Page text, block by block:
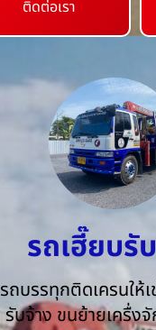
ติดต่อเรา
รถเฮี๊ยบรั
รถบรรทุกติดเครนให้เ
รับจ้าง ขนย้ายเครื่ง